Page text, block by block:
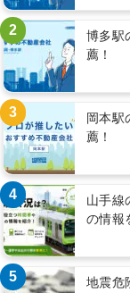
2
博多駅
薦！
3
岡本駅
薦！
4
山手線
の情報
5
地震危